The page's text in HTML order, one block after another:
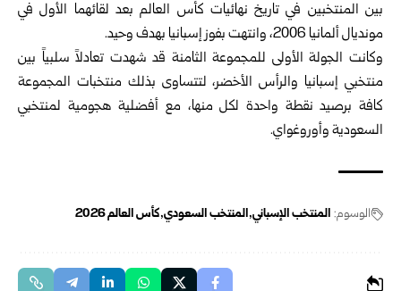
بين المنتخبين في تاريخ نهائيات كأس العالم بعد لقائهما ‏الأول في
مونديال ألمانيا 2006، وانتهت بفوز إسبانيا بهدف ‏وحيد‎.‎
وكانت الجولة الأولى للمجموعة الثامنة قد شهدت تعادلاً سلبياً ‏بين
منتخبي إسبانيا والرأس الأخضر، لتتساوى بذلك منتخبات ‏المجموعة
كافة برصيد نقطة واحدة لكل منها، مع أفضلية ‏هجومية لمنتخبي
السعودية وأوروغواي‎.‎
الوسوم: المنتخب الإسباني المنتخب السعودي كأس العالم 2026